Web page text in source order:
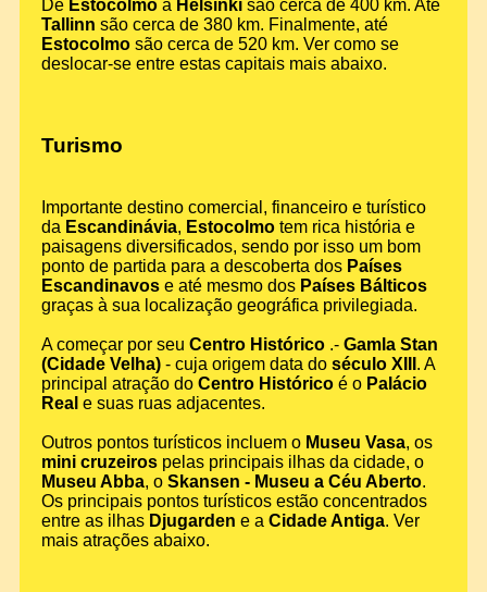
De Estocolmo a Helsinki são cerca de 400 km. Até
Tallinn são cerca de 380 km. Finalmente, até
Estocolmo são cerca de 520 km. Ver como se
deslocar-se entre estas capitais mais abaixo.
Turismo
Importante destino comercial, financeiro e turístico
da Escandinávia, Estocolmo tem rica história e
paisagens diversificados, sendo por isso um bom
ponto de partida para a descoberta dos Países
Escandinavos e até mesmo dos Países Bálticos
graças à sua localização geográfica privilegiada.
A começar por seu Centro Histórico .- Gamla Stan
(Cidade Velha) - cuja origem data do século XIII . A
principal atração do Centro Histórico é o Palácio
Real e suas ruas adjacentes.
Outros pontos turísticos incluem o Museu Vasa, os
mini cruzeiros pelas principais ilhas da cidade, o
Museu Abba, o Skansen - Museu a Céu Aberto.
Os principais pontos turísticos estão concentrados
entre as ilhas Djugarden e a Cidade Antiga. Ver
mais atrações abaixo.